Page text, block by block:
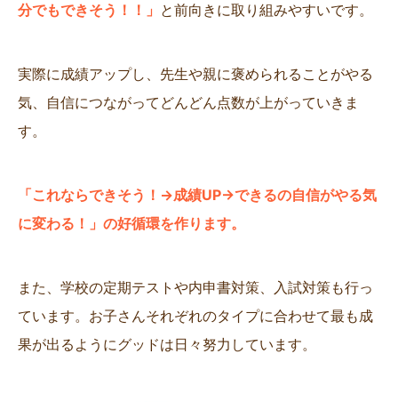
分でもできそう！！」 と前向きに取り組みやすいです。
実際に成績アップし、先生や親に褒められることがやる
気、自信につながってどんどん点数が上がっていきま
す。
「これならできそう！→成績UP→できるの自信がやる気
に変わる！」の好循環を作ります。
また、学校の定期テストや内申書対策、入試対策も行っ
ています。お子さんそれぞれのタイプに合わせて最も成
果が出るようにグッドは日々努力しています。